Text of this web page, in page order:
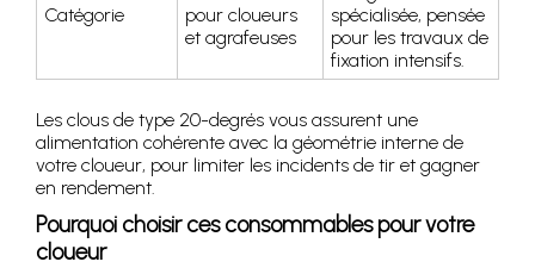
Catégorie
pour cloueurs
et agrafeuses
spécialisée, pensée
pour les travaux de
fixation intensifs.
Les clous de type 20-degrés vous assurent une
alimentation cohérente avec la géométrie interne de
votre cloueur, pour limiter les incidents de tir et gagner
en rendement.
Pourquoi choisir ces consommables pour votre
cloueur